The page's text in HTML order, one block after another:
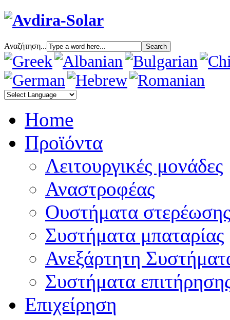
Αναζήτηση...
Home
Προϊόντα
Λειτουργικές μονάδες
Αναστροφέας
Oυστήματα στερέωσης
Συστήματα μπαταρίας
Ανεξάρτητη
Συστήματα
Επιχείρηση